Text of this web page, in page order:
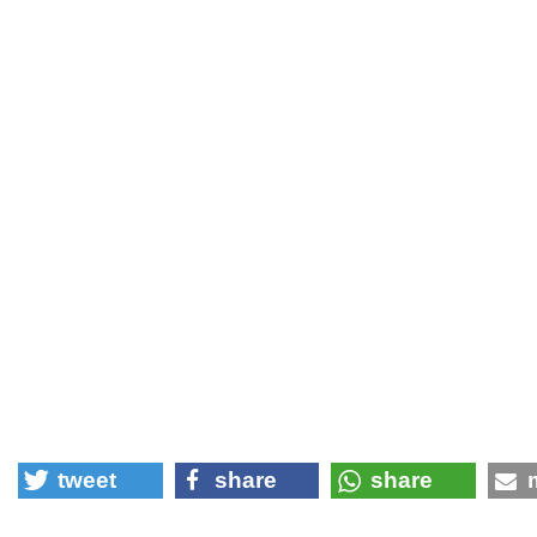
tweet share share